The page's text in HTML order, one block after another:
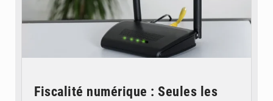
Fiscalité numérique : Seules les